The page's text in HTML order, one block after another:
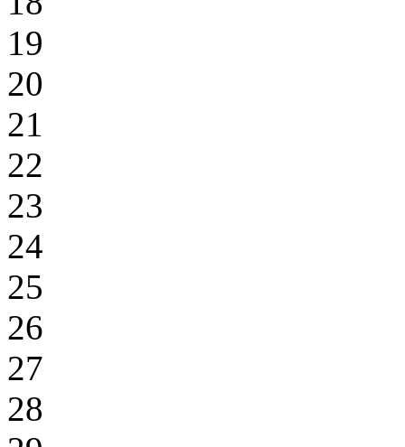
19
20
21
22
23
24
25
26
27
28